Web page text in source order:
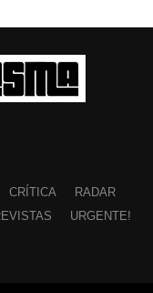
CRÍTICA
RADAR
URGENTE!